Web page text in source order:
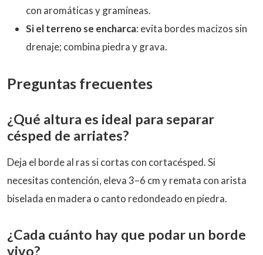
con aromáticas y gramíneas.
Si el terreno se encharca: evita bordes macizos sin
drenaje; combina piedra y grava.
Preguntas frecuentes
¿Qué altura es ideal para separar
césped de arriates?
Deja el borde al ras si cortas con cortacésped. Si
necesitas contención, eleva 3–6 cm y remata con arista
biselada en madera o canto redondeado en piedra.
¿Cada cuánto hay que podar un borde
vivo?